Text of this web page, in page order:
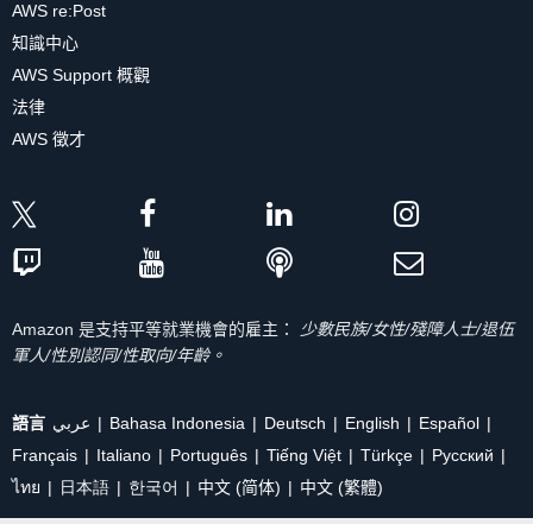
AWS re:Post
知識中心
AWS Support 概觀
法律
AWS 徵才
Amazon 是支持平等就業機會的雇主：
少數民族/女性/殘障人士/退伍
軍人/性別認同/性取向/年齡。
語言 عربي Bahasa Indonesia Deutsch English
Español
Français
Italiano Português Tiếng Việt Türkçe
Ρусский
ไทย
日本語 한국어 中文 (简体) 中文 (繁體)